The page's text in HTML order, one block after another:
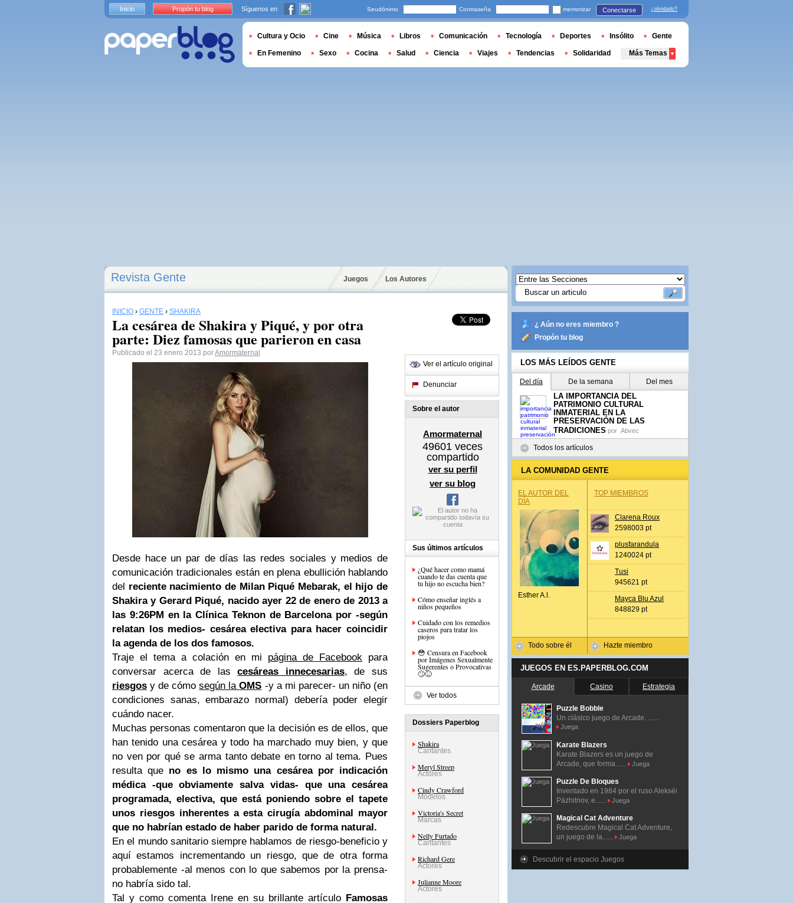
Revista Gente Juegos Los Autores
INICIO › GENTE › SHAKIRA
La cesárea de Shakira y Piqué, y por otra
parte: Diez famosas que parieron en casa
Publicado el 23 enero 2013 porAmormaternal
Desde hace un par de días las redes sociales y medios de
comunicación tradicionales están en plena ebullición hablando
del reciente nacimiento de Milan Piqué Mebarak, el hijo de
Shakira y Gerard Piqué, nacido ayer 22 de enero de 2013 a
las 9:26PM en la Clínica Teknon de Barcelona por -según
relatan los medios- cesárea electiva para hacer coincidir
la agenda de los dos famosos.
Traje el tema a colación en mi página de Facebook para
conversar acerca de lascesáreas innecesarias, de sus
riesgos y de cómosegún laOMS -y a mi parecer- un niño (en
condiciones sanas, embarazo normal) debería poder elegir
cuándo nacer.
Muchas personas comentaron que la decisión es de ellos, que
han tenido una cesárea y todo ha marchado muy bien, y que
no ven por qué se arma tanto debate en torno al tema. Pues
resulta que no es lo mismo una cesárea por indicación
médica -que obviamente salva vidas- que una cesárea
programada, electiva, que está poniendo sobre el tapete
unos riesgos inherentes a esta cirugía abdominal mayor
que no habrían estado de haber parido de forma natural.
En el mundo sanitario siempre hablamos de riesgo-beneficio y
aquí estamos incrementando un riesgo, que de otra forma
probablemente -al menos con lo que sabemos por la prensa-
no habría sido tal.
Tal y como comenta Irene en su brillante artículo Famosas
Ver el artículo original
Denunciar
Sobre el autor
Amormaternal
49601 veces
compartido
ver su perfil
ver su blog
Sus últimos artículos
¿Qué hacer como mamá
cuando te das cuenta que
tu hijo no escucha bien?
Cómo enseñar inglés a
niños pequeños
Cuidado con los remedios
caseros para tratar los
piojos
😳 Censura en Facebook
por Imágenes Sexualmente
Sugerentes o Provocativas
🙄😖
Ver todos
Dossiers Paperblog
Shakira
Cantantes
Meryl Streep
Actores
Cindy Crawford
Modelos
Victoria's Secret
Marcas
Nelly Furtado
Cantantes
Richard Gere
Actores
Julianne Moore
Actores
¿ Aún no eres miembro ?
Propón tu blog
LOS MÁS LEÍDOS GENTE
Del día De la semana Del mes
LA IMPORTANCIA DEL
PATRIMONIO CULTURAL
INMATERIAL EN LA
PRESERVACIÓN DE LAS
TRADICIONES por Abvec
Todos los artículos
LA COMUNIDAD GENTE
EL AUTOR DEL
DÍA
Esther A.l.
Todo sobre él
TOP MIEMBROS
Clarena Roux
2598003 pt
plusfarandula
1240024 pt
Tusi
945621 pt
Mayca Blu Azul
848829 pt
Hazte miembro
JUEGOS EN ES.PAPERBLOG.COM
Arcade Casino Estrategia
Puzzle Bobble
Un clásico juego de Arcade. ......
Juega
Karate Blazers
Karate Blazers es un juego de
Arcade, que forma......
Juega
Puzzle De Bloques
Inventado en 1984 por el ruso Alekséi
Pázhitnov, e......
Juega
Magical Cat Adventure
Redescubre Magical Cat Adventure,
un juego de la......
Juega
Descubrir el espacio Juegos
Inicio Propón tu blog Síguenos en Seudónimo Contraseña memorizar Conectarse ¿olvidado?
Cultura y Ocio Cine Música Libros Comunicación Tecnología Deportes Insólito Gente
En Femenino Sexo Cocina Salud Ciencia Viajes Tendencias Solidaridad Más Temas